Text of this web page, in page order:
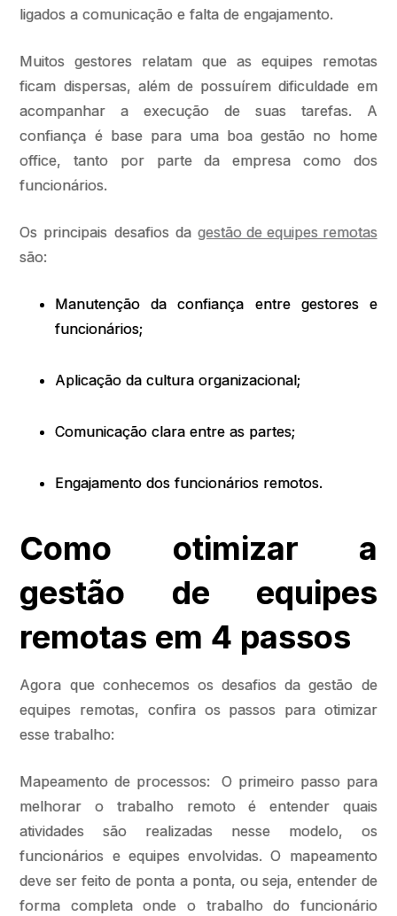
ligados a comunicação e falta de engajamento.
Muitos gestores relatam que as equipes remotas
ficam dispersas, além de possuírem dificuldade em
acompanhar a execução de suas tarefas. A
confiança é base para uma boa gestão no home
office, tanto por parte da empresa como dos
funcionários.
Os principais desafios da gestão de equipes remotas
são:
Manutenção da confiança entre gestores e
funcionários;
Aplicação da cultura organizacional;
Comunicação clara entre as partes;
Engajamento dos funcionários remotos.
Como otimizar a
gestão de equipes
remotas em 4 passos
Agora que conhecemos os desafios da gestão de
equipes remotas, confira os passos para otimizar
esse trabalho:
Mapeamento de processos: O primeiro passo para
melhorar o trabalho remoto é entender quais
atividades são realizadas nesse modelo, os
funcionários e equipes envolvidas. O mapeamento
deve ser feito de ponta a ponta, ou seja, entender de
forma completa onde o trabalho do funcionário